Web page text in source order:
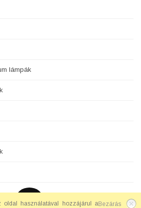
lámpák
Bezárás
oldal használatával hozzájárul a